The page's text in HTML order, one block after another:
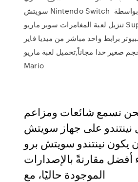
سويتش Nintendo Switch على الكمبيوتر بواسطة
تنزيل لعبة المغامرات سوبر ماريو Super Mario القديمة
برابط واحد مباشر من ميديا فاير
صغير حدا مجاناً,تحميل لعبة ماريو
Mario
نسمع شائعات ومزاعم
على جهاز سويتش
يكون نينتندو سويتش برو
أفضل مقارنةً بالإصدارات
الموجودة حاليًا، مع